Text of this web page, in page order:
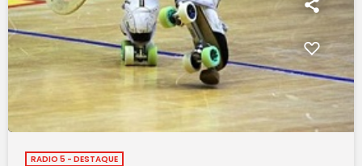
RADIO 5 - DESTAQUE